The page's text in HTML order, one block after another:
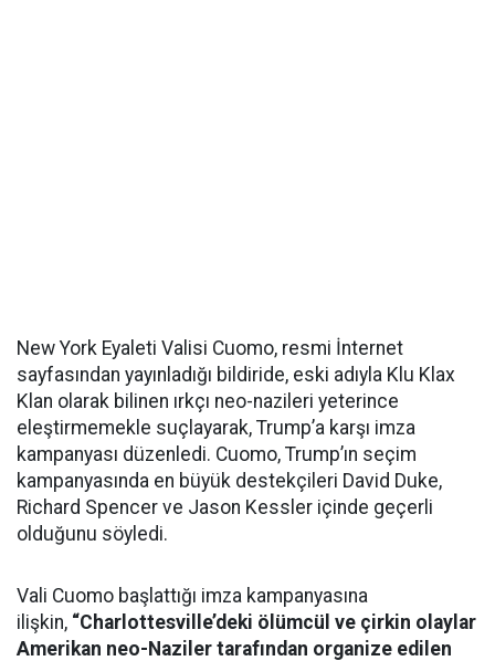
New York Eyaleti Valisi Cuomo, resmi İnternet
sayfasından yayınladığı bildiride, eski adıyla Klu Klax
Klan olarak bilinen ırkçı neo-nazileri yeterince
eleştirmemekle suçlayarak, Trump’a karşı imza
kampanyası düzenledi. Cuomo, Trump’ın seçim
kampanyasında en büyük destekçileri David Duke,
Richard Spencer ve Jason Kessler içinde geçerli
olduğunu söyledi.
Vali Cuomo başlattığı imza kampanyasına
ilişkin, “Charlottesville’deki ölümcül ve çirkin olaylar
Amerikan neo-Naziler tarafından organize edilen